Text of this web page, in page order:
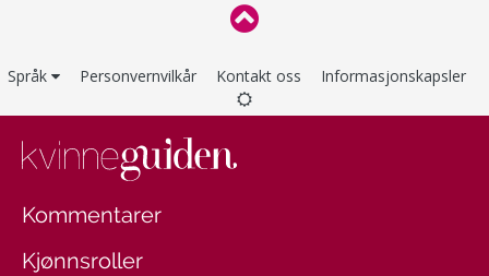
Språk Personvernvilkår Kontakt oss Informasjonskapsler
Kommentarer
Kjønnsroller